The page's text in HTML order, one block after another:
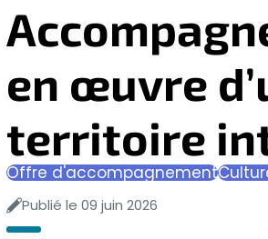
en œuvre
territoire
Offre d'accompagnement
Publié le 09 juin 2026